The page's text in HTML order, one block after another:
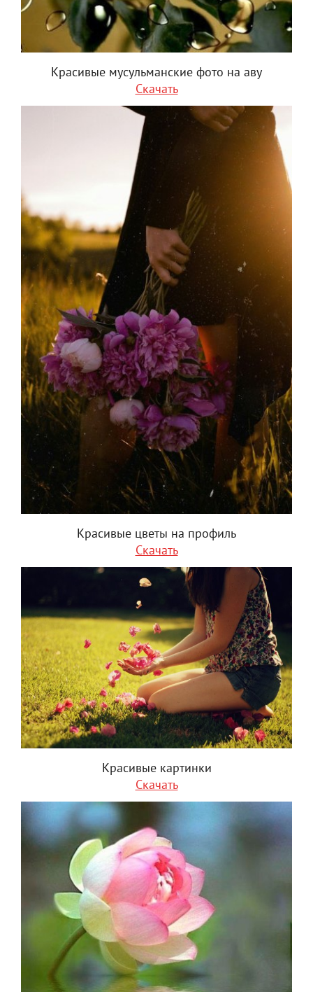
Красивые мусульманские фото на аву
Скачать
Красивые цветы на профиль
Скачать
Красивые картинки
Скачать